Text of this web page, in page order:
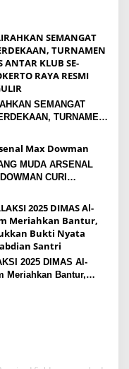
SEMANGAT
TURNAMEN
RAYA RESMI
MUDA ARSENAL
CURI
ASIA
2025 DIMAS Al-
Meriahkan Bantur,